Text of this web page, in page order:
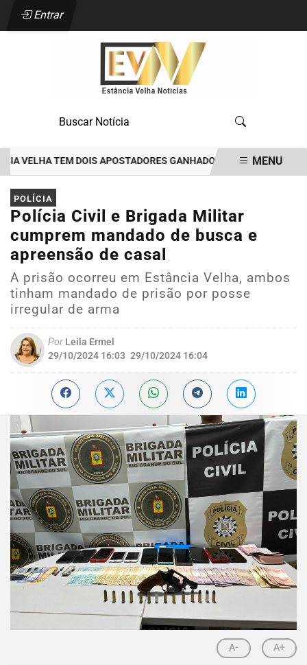
Entrar
VELHA TEM DOIS APOSTADORES GANHADORES DE PRÊMIOS DE
EM ALTA
MENU
POLÍCIA
Polícia Civil e Brigada Militar
cumprem mandado de busca e
apreensão de casal
A prisão ocorreu em Estância Velha, ambos
tinham mandado de prisão por posse
irregular de arma
Por Leila Ermel
29/10/2024 16:03 29/10/2024 16:04
A- A+